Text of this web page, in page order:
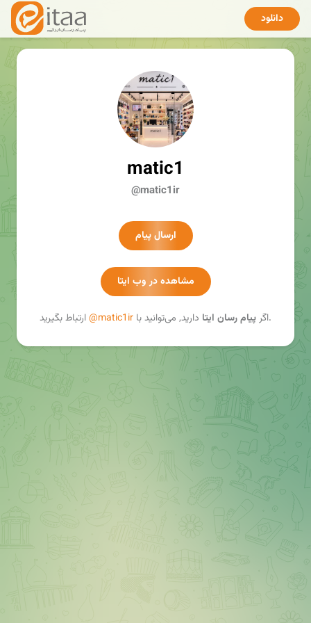
دانلود
matic1
@matic1ir
ارسال پیام
مشاهده در وب ایتا
اگرپیام رسان ایتا دارید, می‌توانید با @matic1ir ارتباط بگیرید.